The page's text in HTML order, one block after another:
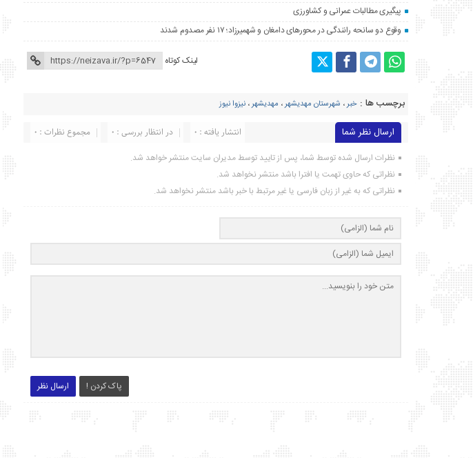
پیگیری مطالبات عمرانی و کشاورزی
وقوع دو سانحه رانندگی در محورهای دامغان و شهمیرزاد؛ ۱۷ نفر مصدوم شدند
لینک کوتاه
برچسب ها : خبر، شهرستان مهدیشهر، مهدیشهر،نیزوا نيوز
ارسال نظر شما مجموع نظرات : 0 در انتظار بررسی : 0 انتشار یافته : ۰
نظرات ارسال شده توسط شما، پس از تایید توسط مدیران سایت منتشر خواهد شد.
نظراتی که حاوی تهمت یا افترا باشد منتشر نخواهد شد.
نظراتی که به غیر از زبان فارسی یا غیر مرتبط با خبر باشد منتشر نخواهد شد.
ارسال نظر پاک کردن !